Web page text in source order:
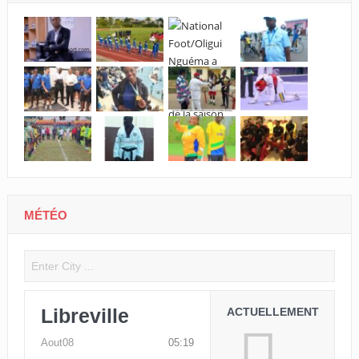
MÉTÉO
Libreville
Aout08 05:19
ACTUELLEMENT